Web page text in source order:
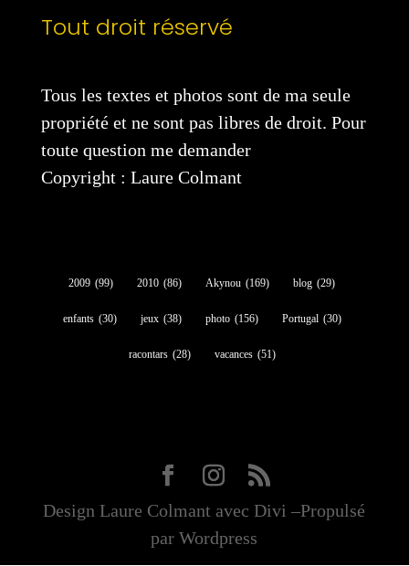
Tout droit réservé
Tous les textes et photos sont de ma seule
propriété et ne sont pas libres de droit. Pour
toute question me demander
Copyright : Laure Colmant
2009 (99) 2010 (86) Akynou (169) blog (29)
enfants (30) jeux (38) photo (156) Portugal (30)
racontars (28) vacances (51)
Design Laure Colmant avec Divi –Propulsé
par Wordpress